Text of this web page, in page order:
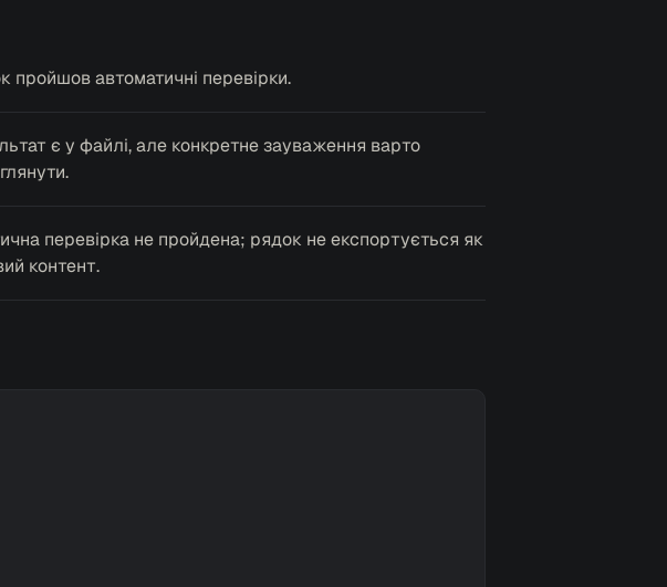
пройшов автоматичні перевірки.
є у файлі, але конкретне зауваження варто
перевірка не пройдена; рядок не експортується як
контент.